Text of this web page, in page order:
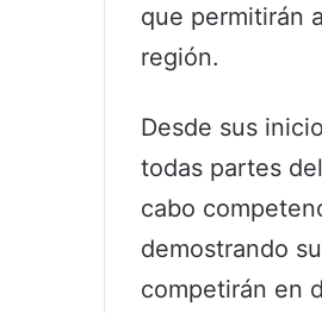
que permitirán
región.
Desde sus
todas partes
cabo
demostrando
competirán en